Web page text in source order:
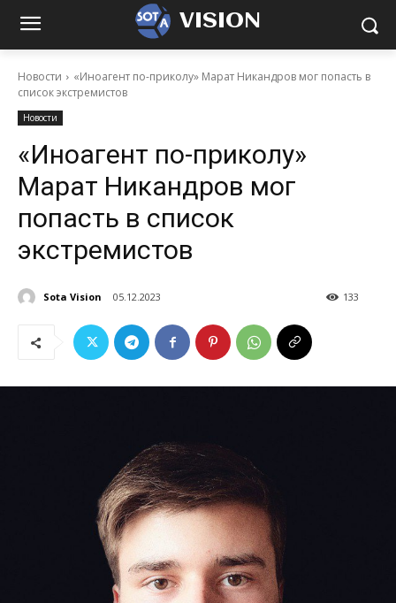
VISION
Новости
«Иноагент по-приколу» Марат Никандров мог попасть в
список экстремистов
Новости
«Иноагент по-приколу»
Марат Никандров мог
попасть в список
экстремистов
Sota Vision 05.12.2023 133